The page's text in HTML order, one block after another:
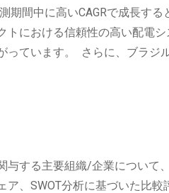
間中に高いCAGRで成長す
トにおける信頼性の高い配電
っています。 さらに、ブラジ
与する主要組織/企業について
、SWOT分析に基づいた比